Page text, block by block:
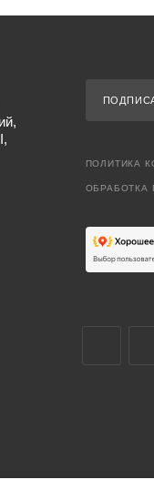
ПОЛИТИКА
ОБРАБОТКА